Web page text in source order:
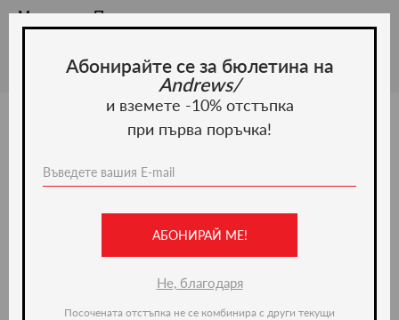
Материал: Памук
Ние препоръчваме
Абонирайте се за бюлетина на
Andrews/
и вземете -10% отстъпка
при първа поръчка!
АБОНИРАЙ МЕ!
Не, благодаря
Посочената отстъпка не се комбинира с други текущи